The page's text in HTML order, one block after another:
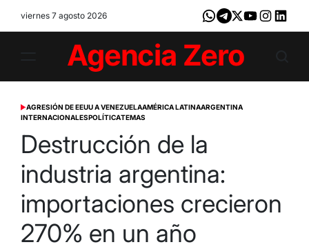
viernes 7 agosto 2026 Whatsapp
Telegram
X YoutubeInstagram
Zero
POSTED
AGRESIÓN DE EEUU A VENEZUELAAMÉRICA LATINAARGENTINA
INTERNACIONALESPOLÍTICATEMAS
Destrucción de la
industria argentina:
importaciones crecieron
270% en un año